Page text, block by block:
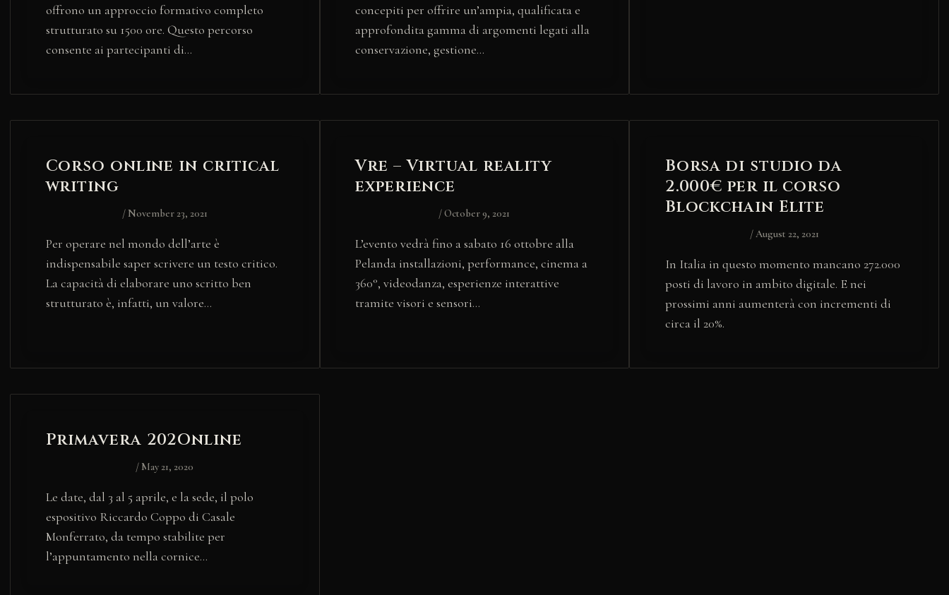
offrono un approccio formativo completo
strutturato su 1500 ore. Questo percorso
consente ai partecipanti di…
concepiti per offrire un’ampia, qualificata e
approfondita gamma di argomenti legati alla
conservazione, gestione…
Corso online in critical
writing
/November 23, 2021
Per operare nel mondo dell’arte è
indispensabile saper scrivere un testo critico.
La capacità di elaborare uno scritto ben
strutturato è, infatti, un valore…
Vre – Virtual reality
experience
/October 9, 2021
L’evento vedrà fino a sabato 16 ottobre alla
Pelanda installazioni, performance, cinema a
360°, videodanza, esperienze interattive
tramite visori e sensori…
Borsa di studio da
2.000€ per il corso
Blockchain Elite
/August 22, 2021
In Italia in questo momento mancano 272.000
posti di lavoro in ambito digitale. E nei
prossimi anni aumenterà con incrementi di
circa il 20%.
Primavera 202Online
/ May 21, 2020
Le date, dal 3 al 5 aprile, e la sede, il polo
espositivo Riccardo Coppo di Casale
Monferrato, da tempo stabilite per
l’appuntamento nella cornice…